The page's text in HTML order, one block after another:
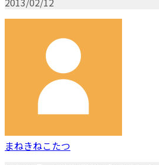
まねきねこたつ